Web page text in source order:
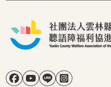
社群選單